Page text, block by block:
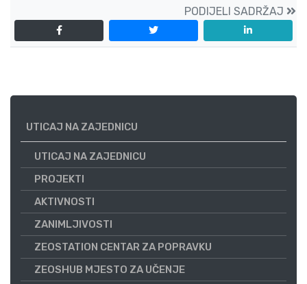
PODIJELI SADRŽAJ
UTICAJ NA ZAJEDNICU
UTICAJ NA ZAJEDNICU
PROJEKTI
AKTIVNOSTI
ZANIMLJIVOSTI
ZEOSTATION CENTAR ZA POPRAVKU
ZEOSHUB MJESTO ZA UČENJE